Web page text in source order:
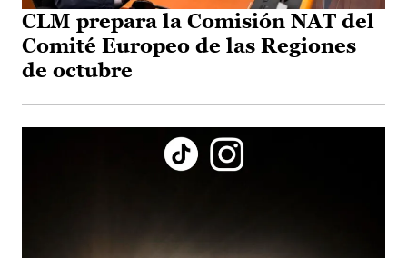
CLM prepara la Comisión NAT del
Comité Europeo de las Regiones
de octubre